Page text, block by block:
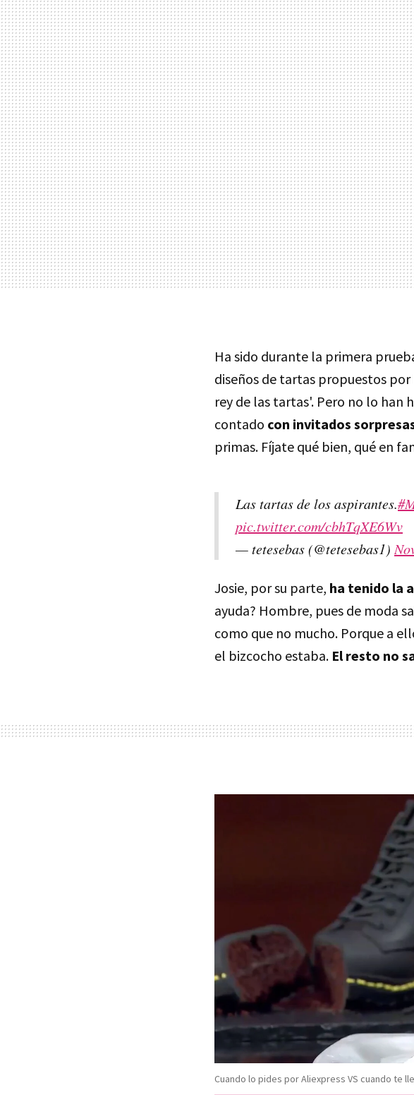
Ha sido durante la primera
diseños de tartas propuestos
rey de las tartas'. Pero no lo han
contado con invitados
primas. Fíjate qué bien, qué en
Las tartas de los aspirantes.
pic.twitter.com/cbhTqXE6Wv
— tetesebas (@tetesebas1)
Josie, por su parte, ha tenido la
ayuda? Hombre, pues de moda
como que no mucho. Porque a
el bizcocho estaba. El resto no
Cuando lo pides por Aliexpress VS cuando te